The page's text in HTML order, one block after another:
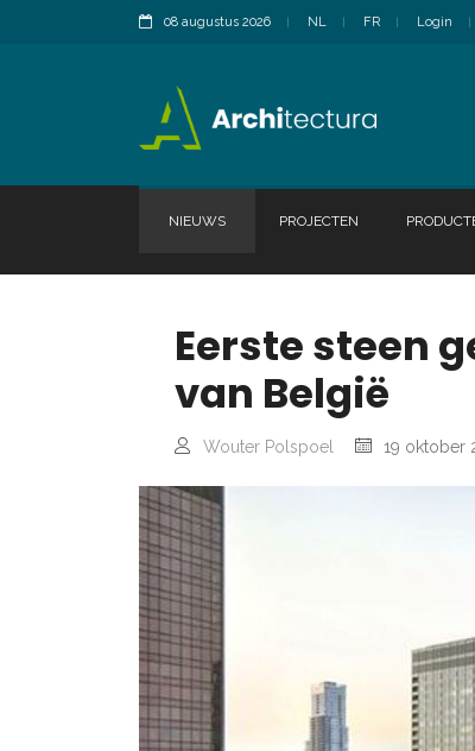
08 augustus 2026 NL FR Login
NIEUWS PROJECTEN
Eerste steen
van België
Wouter Polspoel 19 oktober